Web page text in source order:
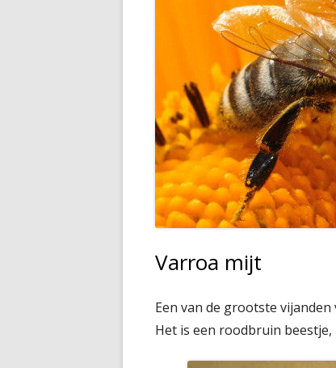
BIJENZWERM EN HET
Varroa mijt
Een van de grootste
Het is een roodbruin